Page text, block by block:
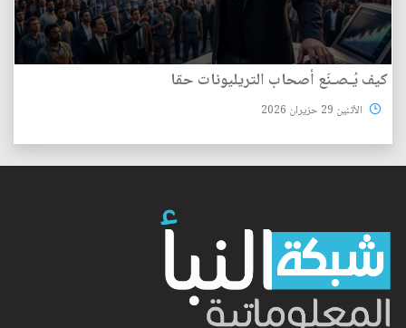
كيف يُـصـنَع أصحاب التريليونات حقا
الأثنين 29 حزيران 2026